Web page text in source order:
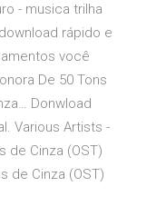
- musica trilha
rápido e
você
De 50 Tons
Donwload
Various Artists -
de Cinza (OST)
de Cinza (OST)